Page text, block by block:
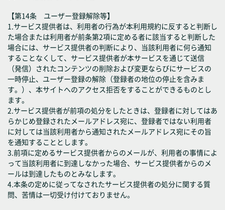
【第14条 ユーザー登録解除等】
1.サービス提供者は、利用者の行為が本利用規約に反すると判断し
た場合または利用者が前条第2項に定める者に該当すると判断した
場合には、サービス提供者の判断により、当該利用者に何ら通知
することなくして、サービス提供者が本サービスを通じて送信
（発信）されたコンテンツの削除および変更ならびにサービスの
一時停止、ユーザー登録の解除（登録者の地位の停止を含みま
す。）、本サイトへのアクセス拒否をすることができるものとし
ます。
2.サービス提供者が前項の処分をしたときは、登録者に対してはあ
らかじめ登録されたメールアドレス宛に、登録者ではない利用者
に対しては当該利用者から通知されたメールアドレス宛にその旨
を通知することとします。
3.前項に定めるサービス提供者からのメールが、利用者の事情によ
って当該利用者に到達しなかった場合、サービス提供者からのメ
ールは到達したものとみなします。
4.本条の定めに従ってなされたサービス提供者の処分に関する質
問、苦情は一切受け付けておりません。